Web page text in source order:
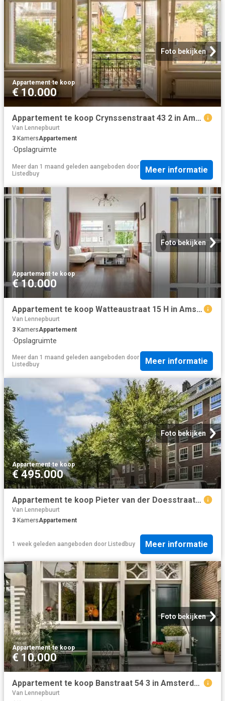
Foto bekijken
Appartement·te koop
€ 10.000
Appartement te koop Crynssenstraat 43 2 in Amsterdam voor € 47.
Van Lennepbuurt
3 KamersAppartement
·Opslagruimte
Meer dan 1 maand geleden aangeboden door
Listedbuy
Meer informatie
Foto bekijken
Appartement·te koop
€ 10.000
Appartement te koop Watteaustraat 15 H in Amsterdam voor € 725.
Van Lennepbuurt
3 KamersAppartement
·Opslagruimte
Meer dan 1 maand geleden aangeboden door
Listedbuy
Meer informatie
Foto bekijken
Appartement·te koop
€ 495.000
Appartement te koop Pieter van der Doesstraat 59 2 in Amsterda.
Van Lennepbuurt
3 KamersAppartement
1 week geleden aangeboden door Listedbuy Meer informatie
Foto bekijken
Appartement·te koop
€ 10.000
Appartement te koop Banstraat 54 3 in Amsterdam voor € 1.850.000
Van Lennepbuurt